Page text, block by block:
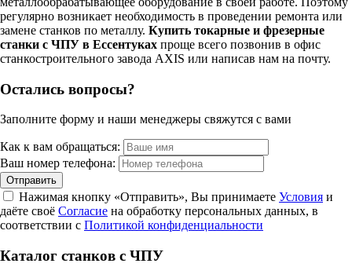
регулярно возникает необходимость в проведении ремонта или
замене станков по металлу. Купить токарные и фрезерные
станки с ЧПУ в Ессентуках проще всего позвонив в офис
станкостроительного завода AXIS или написав нам на почту.
Остались вопросы?
Заполните форму и наши менеджеры свяжутся с вами
Как к вам обращаться:
Ваш номер телефона:
Нажимая кнопку «Отправить», Вы принимаете Условия и
даёте своё Согласие на обработку персональных данных, в
соответствии с Политикой конфиденциальности
Каталог станков с ЧПУ